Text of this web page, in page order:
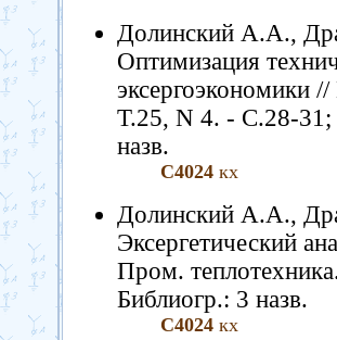
Долинский А.А.,
Оптимизация
эксергоэкономики
Т.25, N 4. - C.28-
назв.
С4024 кх
Долинский А.А.,
Эксергетический
Пром.
Библиогр.: 3 назв.
С4024 кх